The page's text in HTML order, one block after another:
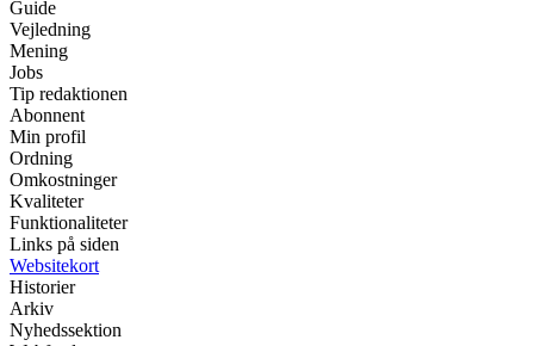
Guide
Vejledning
Mening
Jobs
Tip redaktionen
Abonnent
Min profil
Ordning
Omkostninger
Kvaliteter
Funktionaliteter
Links på siden
Websitekort
Historier
Arkiv
Nyhedssektion